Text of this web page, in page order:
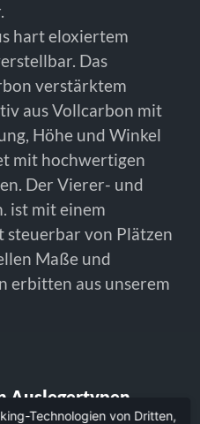
hart eloxiertem
Das
verstärktem
aus Vollcarbon mit
Höhe und Winkel
mit hochwertigen
Der Vierer- und
ist mit einem
steuerbar von Plätzen
Maße und
erbitten aus unserem
Auslegertypen
Technologien von Dritten,